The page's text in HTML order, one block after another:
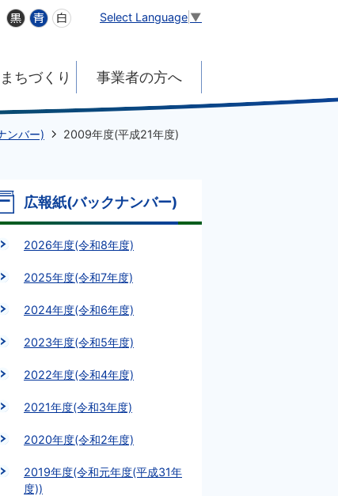
Select Language ▼
ちづくり 事業者の方へ
ンバー)
2009年度(平成21年度)
広報紙(バックナンバー)
2026年度(令和8年度)
2025年度(令和7年度)
2024年度(令和6年度)
2023年度(令和5年度)
2022年度(令和4年度)
2021年度(令和3年度)
2020年度(令和2年度)
2019年度(令和元年度(平成31年
度))